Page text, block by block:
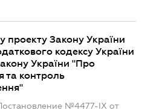
проекту Закону України
кодексу України
України "Про
та контроль
№4477-IX от